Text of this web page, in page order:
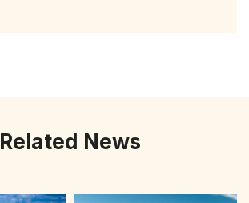
Related News